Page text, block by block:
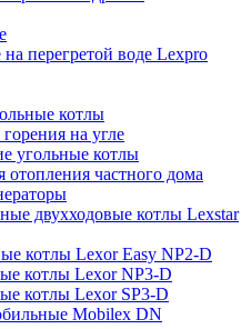
перегретой воде Lexpro
котлы
на угле
угольные котлы
отопления частного дома
двухходовые котлы Lexstar
котлы Lexor Easy NP2-D
котлы Lexor NP3-D
котлы Lexor SP3-D
Mobilex DN